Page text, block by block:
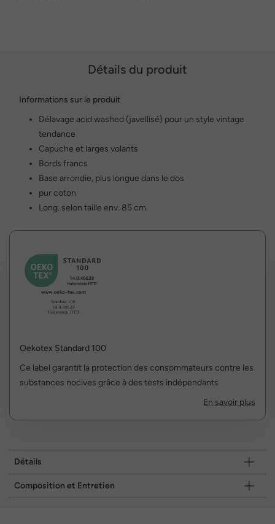
Détails du produit
Informations sur le produit
Délavage acid washed (javellisé) pour un style vintage
tendance
Capuche et larges volants
Bords francs
Base arrondie, plus longue dans le dos
pur coton
Long. selon taille env. 85 cm.
Oekotex Standard 100
Ce label garantit la protection des consommateurs contre les
substances nocives grâce à des tests indépendants
En savoir plus
Détails
Composition et Entretien